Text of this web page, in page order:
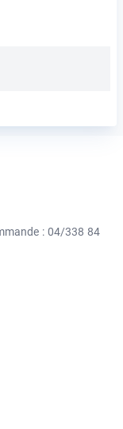
: 04/338 84